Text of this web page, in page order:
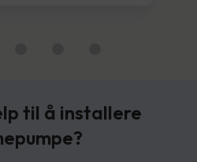
til å installere